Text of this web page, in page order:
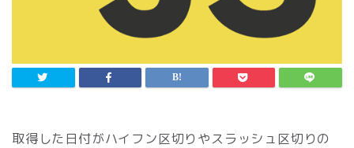
取得した日付がハイフン区切りやスラッシュ区切りの